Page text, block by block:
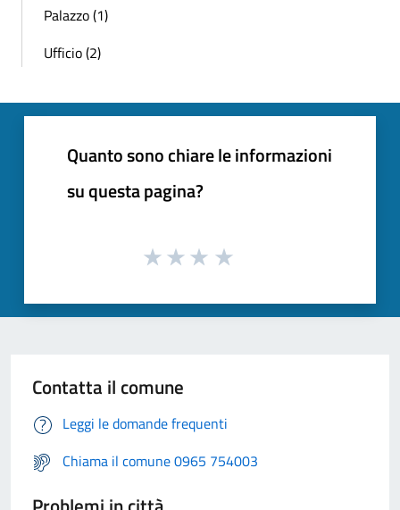
Palazzo (1)
Ufficio (2)
Quanto sono chiare le informazioni
su questa pagina?
Contatta il comune
Leggi le domande frequenti
Chiama il comune 0965 754003